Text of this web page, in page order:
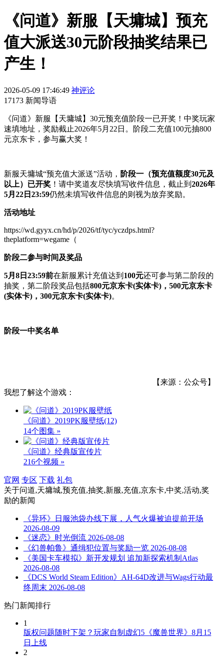
《问道》新服【天墉城】预充
值大派送30元阶段抽奖结果已
产生！
2026-05-09 17:46:49 神评论
17173 新闻导语
《问道》新服【天墉城】30元预充值阶段一已开奖！中奖玩家
速填地址，奖励截止2026年5月22日。阶段二充值100元抽800
元京东卡，参与赢大奖！
新服天墉城“预充值大派送”活动， 阶段一（预充值额度30元及
以上）已开奖 ！请中奖道友尽快填写收件信息，截止到 2026年
5月22日23:59仍然未填写收件信息的则视为放弃奖励。
活动地址
https://wd.gyyx.cn/hd/p/2026/tf/tyc/yczdps.html?
theplatform=wegame（
阶段二参与时间及奖品
5月8日23:59前在新服累计充值达到 100元还可参与第二阶段的
抽奖，第二阶段奖品包括800元京东卡(实体卡)，500元京东卡
(实体卡)，300元京东卡(实体卡)。
阶段一中奖名单
【来源：公众号】
我想了解这个游戏：
《问道》2019PK服壁纸(12)
14个图集 »
《问道》经典版宣传片
216个视频 »
官网 专区 下载 礼包
关于问道,天墉城,预充值,抽奖,新服,充值,京东卡,中奖,活动,奖
励的新闻
《异环》日服池袋办线下展，人气火爆被迫提前开场
2026-08-09
《迷恋》时光倒流 2026-08-08
《幻兽帕鲁》通缉犯位置与奖励一览 2026-08-08
《美国卡车模拟》新开发规划 追加新探索机制Atlas
2026-08-08
《DCS World Steam Edition》AH-64D改进与Wags行动最
终周末 2026-08-08
热门新闻排行
1
版权问题随时下架？玩家自制虚幻5《魔兽世界》8月15
日上线
2